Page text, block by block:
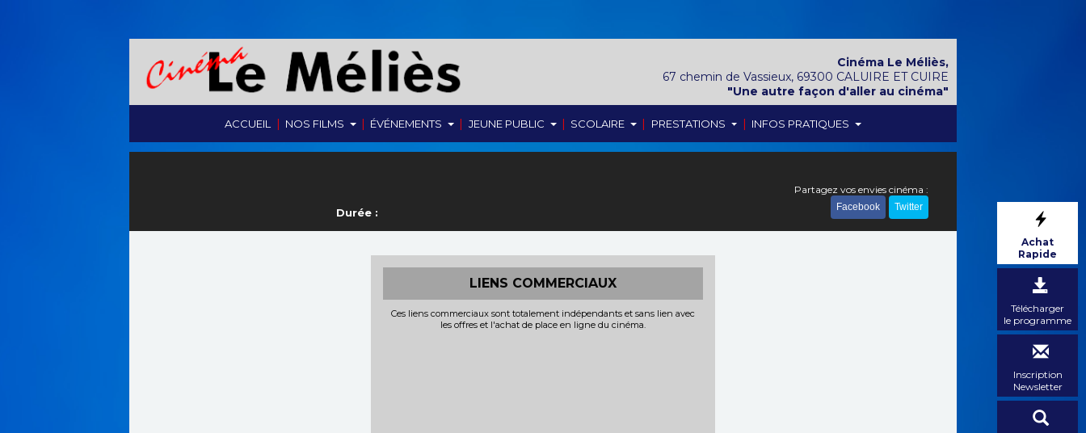
ACCUEIL | NOS FILMS | ÉVÉNEMENTS | JEUNE PUBLIC | SCOLAIRE | PRESTATIONS | INFOS PRATIQUES
Achat
Rapide
Télécharger
le programme
Inscription
Newsletter
Cinéma Le Méliès,
67 chemin de Vassieux, 69300 CALUIRE ET CUIRE
"Une autre façon d'aller au cinéma"
Durée :
Partagez vos envies cinéma :
Facebook Twitter
LIENS COMMERCIAUX
Ces liens commerciaux sont totalement indépendants et sans lien avec
les offres et l'achat de place en ligne du cinéma.